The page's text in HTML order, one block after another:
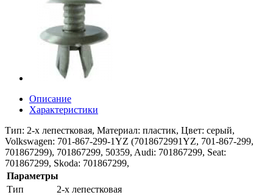
Описание
Характеристики
Тип: 2-х лепестковая, Материал: пластик, Цвет: серый,
Volkswagen: 701-867-299-1YZ (7018672991YZ, 701-867-299,
701867299), 701867299, 50359, Audi: 701867299, Seat:
701867299, Skoda: 701867299,
Параметры
Тип
2-х лепестковая